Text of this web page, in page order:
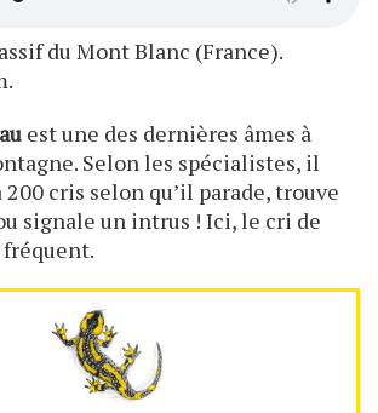
du Mont Blanc (France).
est une des dernières âmes à
Selon les spécialistes, il
200 cris selon qu’il parade, trouve
signale un intrus ! Ici, le cri de